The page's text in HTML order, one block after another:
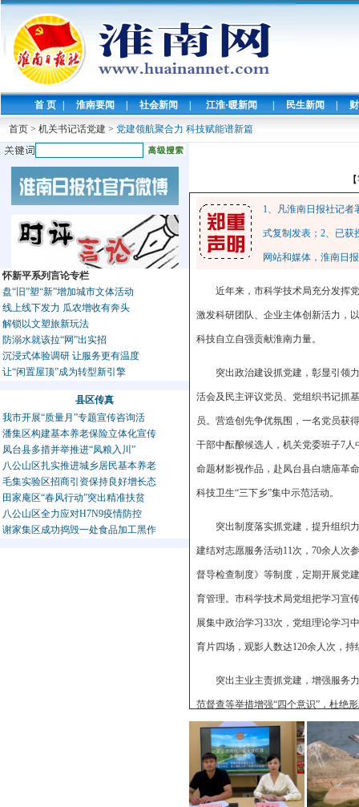
首 页 | 淮南要闻 | 社会新闻 | 江淮·暖新闻 | 民生新闻 |
首页 > 机关书记话党建 > 党建领航聚合力 科技赋能谱新篇
怀新平系列言论专栏
盘“旧”塑“新”增加城市文体活动
线上线下发力 瓜农增收有奔头
解锁以文塑旅新玩法
防溺水就该拉“网”出实招
沉浸式体验调研 让服务更有温度
让“闲置屋顶”成为转型新引擎
县区传真
我市开展“质量月”专题宣传咨询活
潘集区构建基本养老保险立体化宣传
凤台县多措并举推进“凤粮入川”
八公山区扎实推进城乡居民基本养老
毛集实验区招商引资保持良好增长态
田家庵区“春风行动”突出精准扶贫
八公山区全力应对H7N9疫情防控
谢家集区成功捣毁一处食品加工黑作
1、凡淮南日报社记
式复制发表；2、已获
网站和媒体，淮南日
近年来，市科学技术局充分发挥
激发科研团队、企业主体创新活力，
科技自立自强贡献淮南力量。
突出政治建设抓党建，彰显引领
活会及民主评议党员、党组织书记抓
员。营造创先争优氛围，一名党员获
干部中酝酿候选人，机关党委班子7
命题材影视作品，赴凤台县白塘庙革
科技卫生“三下乡”集中示范活动。
突出制度落实抓党建，提升组织
建结对志愿服务活动11次，70余人次
督导检查制度》等制度，定期开展党
育管理。市科学技术局党组把学习宣
展集中政治学习33次，党组理论学习
育片四场，观影人数达120余人次，
突出主业主责抓党建，增强服务
范督查等举措增强“四个意识”，杜绝
评市直机关基层党建工作示范点、市
身“五大攻坚行动”争做“五个模范”
展，各项科技指标争先进位。2024年
过认定高企169家，高企总数达到403